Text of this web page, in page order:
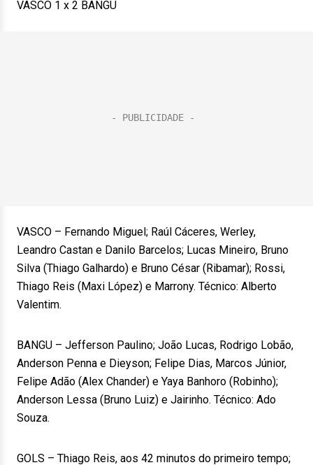
VASCO 1 x 2 BANGU
VASCO – Fernando Miguel; Raúl Cáceres, Werley,
Leandro Castan e Danilo Barcelos; Lucas Mineiro, Bruno
Silva (Thiago Galhardo) e Bruno César (Ribamar); Rossi,
Thiago Reis (Maxi López) e Marrony. Técnico: Alberto
Valentim.
BANGU – Jefferson Paulino; João Lucas, Rodrigo Lobão,
Anderson Penna e Dieyson; Felipe Dias, Marcos Júnior,
Felipe Adão (Alex Chander) e Yaya Banhoro (Robinho);
Anderson Lessa (Bruno Luiz) e Jairinho. Técnico: Ado
Souza.
GOLS – Thiago Reis, aos 42 minutos do primeiro tempo;